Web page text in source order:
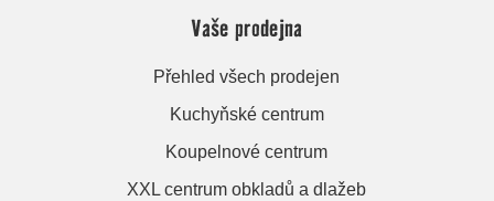
Vaše prodejna
Přehled všech prodejen
Kuchyňské centrum
Koupelnové centrum
XXL centrum obkladů a dlažeb